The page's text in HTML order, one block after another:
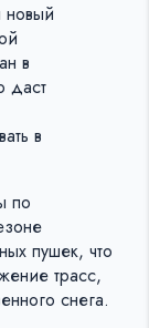
новый
в
даст
в
по
пушек, что
трасс,
снега.